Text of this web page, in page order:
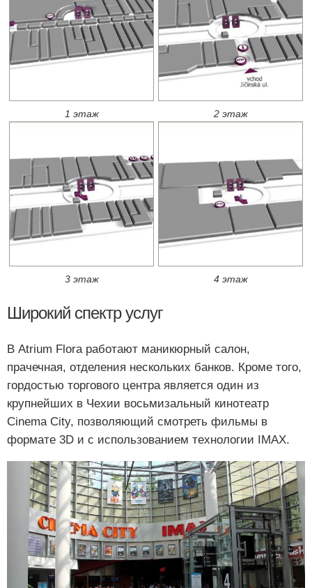
1 этаж 2 этаж
3 этаж 4 этаж
Широкий спектр услуг
В Atrium Flora работают маникюрный салон,
прачечная, отделения нескольких банков. Кроме того,
гордостью торгового центра является один из
крупнейших в Чехии восьмизальный кинотеатр
Cinemа City, позволяющий смотреть фильмы в
формате 3D и с использованием технологии IMAX.